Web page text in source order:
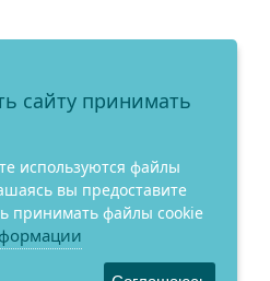
сайту принимать
используются файлы
вы предоставите
принимать файлы cookie